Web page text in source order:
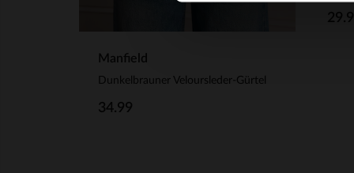
Manfield
Dunkelbrauner Veloursleder-Gürtel
34.99